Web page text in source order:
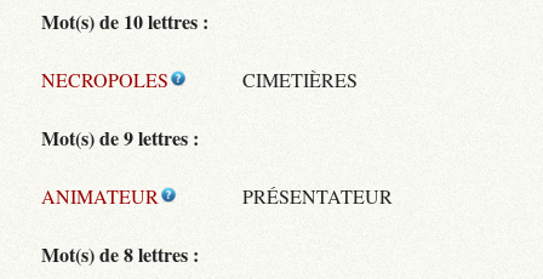
Mot(s) de 10 lettres :
NECROPOLES CIMETIÈRES
Mot(s) de 9 lettres :
ANIMATEUR PRÉSENTATEUR
Mot(s) de 8 lettres :